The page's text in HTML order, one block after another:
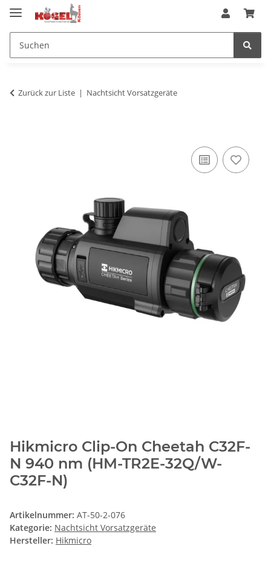
Zurück zur Liste Nachtsicht Vorsatzgeräte
Hikmicro Clip-On Cheetah C32F-
N 940 nm (HM-TR2E-32Q/W-
C32F-N)
Artikelnummer: AT-50-2-076
Kategorie: Nachtsicht Vorsatzgeräte
Hersteller: Hikmicro